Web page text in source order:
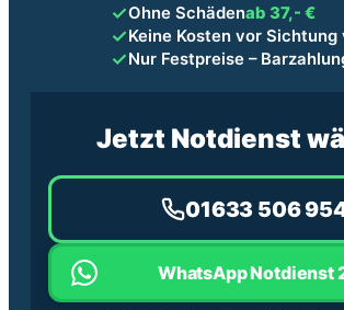
✓Ohne Schädenab 37,- €
✓Keine Kosten vor Sichtung
✓Nur Festpreise –
Jetzt Notdienst
01633 506
WhatsApp Notdienst